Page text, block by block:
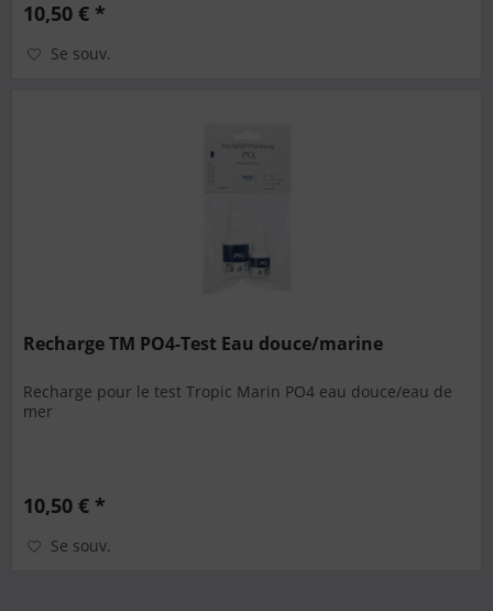
10,50 € *
Se souv.
Recharge TM PO4-Test Eau douce/marine
Recharge pour le test Tropic Marin PO4 eau douce/eau de
mer
10,50 € *
Se souv.